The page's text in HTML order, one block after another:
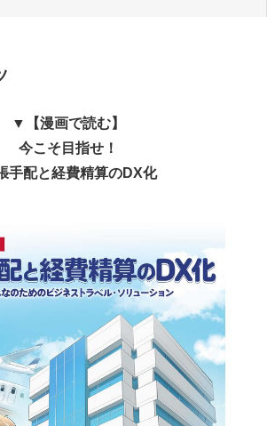
▼【漫画で読む】
今こそ目指せ！
手配と経費精算のDX化